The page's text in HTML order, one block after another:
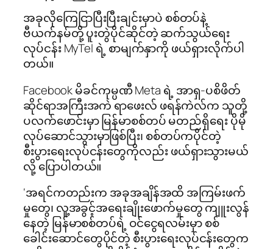
အခုလိုကြေငြာပြီးပြီးချင်းမှာပဲ စစ်တပ်နဲ့
ဗီယက်နမ်တို့ ပူးတွဲပိုင်ဆိုင်တဲ့ ဆက်သွယ်ရေး
လုပ်ငန်း MyTel ရဲ့ စာမျက်နှာကို ဖယ်ရှားလိုက်ပါ
တယ်။
Facebook မိခင်ကုမ္ပဏီ Meta ရဲ့ အာရှ-ပစိဖိတ်
ဆိုင်ရာအကြီးအကဲ ရာဖေးလ် ဖရန်ကဲလ်က သူတို့
ပလက်ဖောင်းမှာ မြန်မာစစ်တပ် မတည်ရှိရေး ပိုမို
လုပ်ဆောင်သွားမှာဖြစ်ပြီး၊ စစ်တပ်ကပိုင်တဲ့
စီးပွားရေးလုပ်ငန်းတွေကိုလည်း ဖယ်ရှားသွားမယ်
လို့ ပြောပါတယ်။
‘အရင်ကတည်းက အခုအချိန်အထိ အကြမ်းဖက်
မှုတွေ၊ လူ့အခွင့်အရေးချိုးဖောက်မှုတွေ ကျူးလွန်
နေတဲ့ မြန်မာစစ်တပ်ရဲ့ ဝင်ငွေရလမ်းမှာ စစ်
ခေါင်းဆောင်တွေပိုင်တဲ့ စီးပွားရေးလုပ်ငန်းတွေက